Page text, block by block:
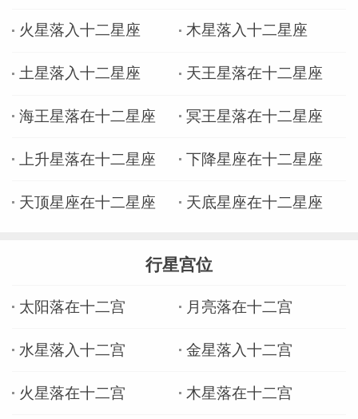
火星落入十二星座 木星落入十二星座
土星落入十二星座 天王星落在十二星座
海王星落在十二星座 冥王星落在十二星座
上升星落在十二星座 下降星座在十二星座
天顶星座在十二星座 天底星座在十二星座
行星宫位
太阳落在十二宫 月亮落在十二宫
水星落入十二宫 金星落入十二宫
火星落在十二宫 木星落在十二宫